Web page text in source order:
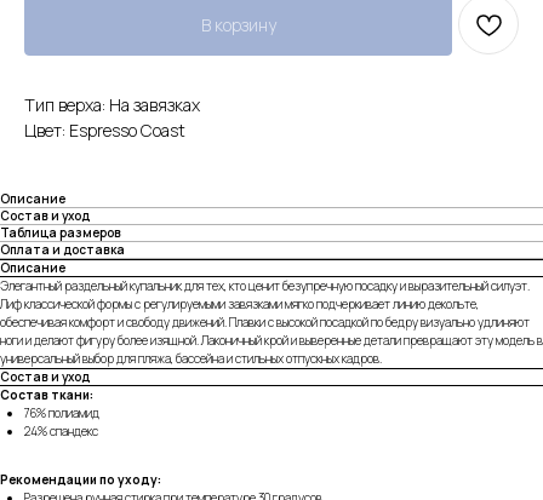
В корзину
Тип верха: На завязках
Цвет: Espresso Coast
Описание
Состав и уход
Таблица размеров
Оплата и доставка
Описание
Элегантный раздельный купальник для тех, кто ценит безупречную посадку и выразительный силуэт.
Лиф классической формы с регулируемыми завязками мягко подчеркивает линию декольте,
обеспечивая комфорт и свободу движений. Плавки с высокой посадкой по бедру визуально удлиняют
ноги и делают фигуру более изящной. Лаконичный крой и выверенные детали превращают эту модель в
универсальный выбор для пляжа, бассейна и стильных отпускных кадров.
Состав и уход
Состав ткани:
76% полиамид
24% спандекс
Рекомендации по уходу: